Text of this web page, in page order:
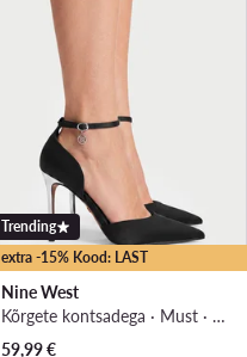
extra -15% Kood: LAST
Trending
Nine West
Kõrgete kontsadega · Must · 10 cm
59,99€